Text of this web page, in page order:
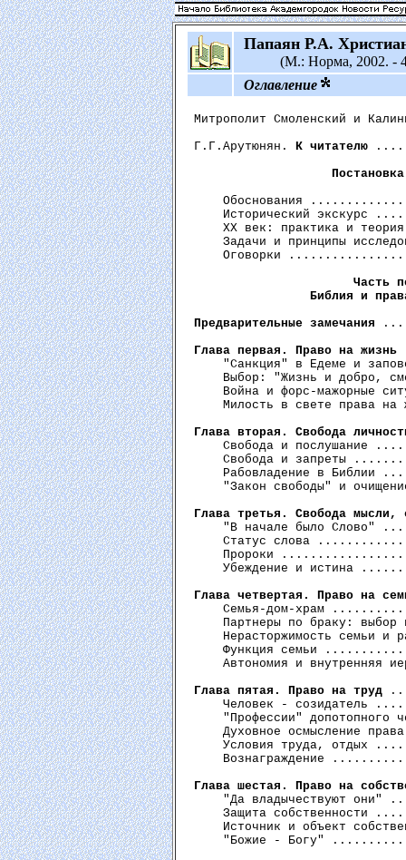
Папаян Р.А.
(М.: Норма, 2002. -
Оглавление
Митрополит Смоленский и
Г.Г.Арутюнян. К читателю
Обоснования
Исторический экскурс
XX век: практика и
Задачи и принципы
Оговорки
Часть
Библия и
Предварительные замечания
Глава первая. Право на жизнь
"Санкция" в Едеме и
Выбор: "Жизнь и добро,
Война и форс-мажорные
Милость в свете права на
Глава вторая. Свобода
Свобода и послушание
Свобода и запреты
Рабовладение в Библии
"Закон свободы" и
Глава третья. Свобода мысли,
"В начале было Слово"
Статус слова
Пророки
Убеждение и истина
Глава четвертая. Право на
Семья-дом-храм
Партнеры по браку: выбор
Нерасторжимость семьи и
Функция семьи
Автономия и внутренняя
Глава пятая. Право на труд
Человек - созидатель
"Профессии" допотопного
Духовное осмысление
Условия труда, отдых
Вознаграждение
Глава шестая. Право на
"Да владычествуют они"
Защита собственности
Источник и объект
"Божие - Богу"